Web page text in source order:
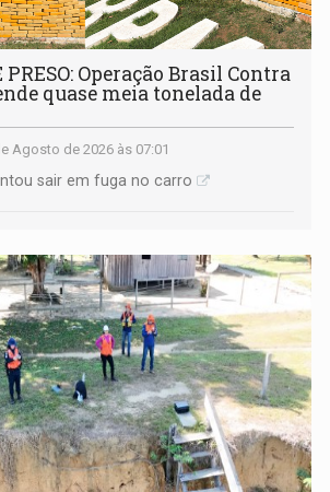
Operação Brasil Contra
quase meia tonelada de
Agosto de 2026 às 07:01
sair em fuga no carro